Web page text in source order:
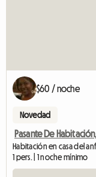
$60 / noche
Novedad
Pasante De
Habitación en casa del
1 pers. | 1 noche mínimo